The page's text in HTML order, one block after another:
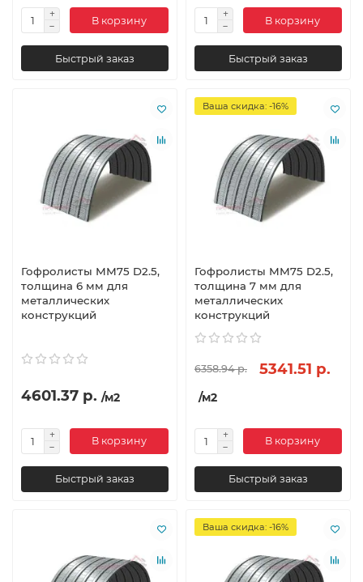
В корзину
Быстрый заказ
В корзину
Быстрый заказ
Гофролисты ММ75 D2.5,
толщина 6 мм для
металлических
конструкций
4601.37 р. /м2
В корзину
Быстрый заказ
Ваша скидка: -16%
Гофролисты ММ75 D2.5,
толщина 7 мм для
металлических
конструкций
6358.94 р. 5341.51 р.
/м2
В корзину
Быстрый заказ
Ваша скидка: -16%